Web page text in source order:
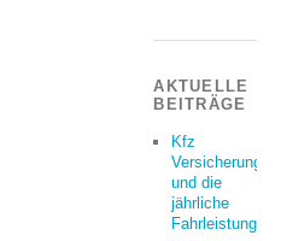
AKTUELLE
BEITRÄGE
Kfz
Versicherung
und die
jährliche
Fahrleistung